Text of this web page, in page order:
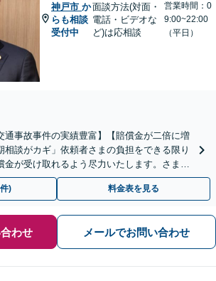
神戸市 か
らも相談
受付中
面談方法(対面・
電話・ビデオな
ど)は応相談
営業時間：0
9:00~22:00
（平日）
通事故事件の実績豊富】【賠償金が二倍に増
相談がカギ」依頼者さまの負担をできる限り
金が受け取れるよう尽力いたします。さまざ
をおこない、利益の最大化を目指す
) 料金表を見る
わせ メールでお問い合わせ